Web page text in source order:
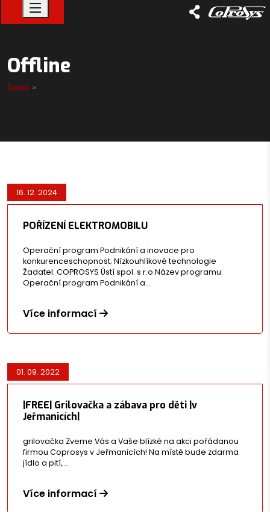
Offline
Domů
16. 12. 2024
POŘÍZENÍ ELEKTROMOBILU
Operační program Podnikání a inovace pro
konkurenceschopnost; Nízkouhlíkové technologie
Žadatel: COPROSYS Ústí spol. s r.o.Název programu:
Operační program Podnikání a…
Více informací
01. 09. 2022
|FREE| Grilovačka a zábava pro děti |v
Jeřmanicích|
grilovačka Zveme Vás a Vaše blízké na akci pořádanou
firmou Coprosys v Jeřmanicích! Na místě bude zdarma
jídlo a pití,…
Více informací